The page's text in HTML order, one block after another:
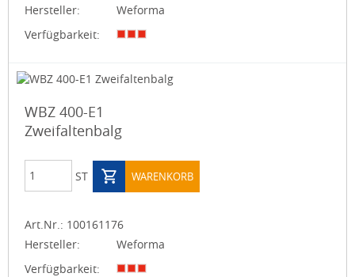
Hersteller:
Weforma
Verfügbarkeit:
WBZ 400-E1
Zweifaltenbalg
ST WARENKORB
Art.Nr.: 100161176
Hersteller:
Weforma
Verfügbarkeit: